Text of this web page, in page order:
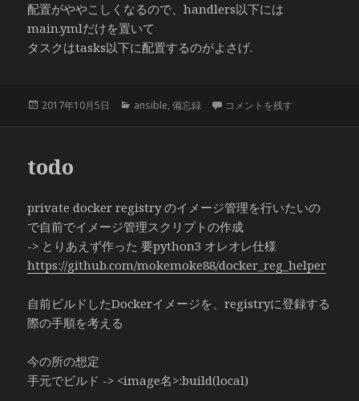
配置がややこしくなるので、handlers以下には
main.ymlだけを置いて
タスクはtasks以下に配置するのがよさげ.
投
2017年10月5日
カ
ansible,備忘録 メモ: import_tasks の探索順
コメントを残す
todo
private docker registry のイメージ管理を行いたいの
で自前でイメージ管理スクリプトの作成
-> とりあえず作った 要python3 オレオレ仕様
https://github.com/mokemoke88/docker_reg_helper
自前ビルドしたDockerイメージを、registryに登録する
際の手順を考える
今の所の想定
手元でビルド -> <image名>:build(local)